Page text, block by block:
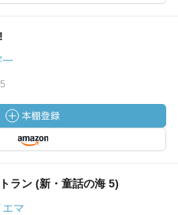
一
ラン (新・童話の海 5)
マ